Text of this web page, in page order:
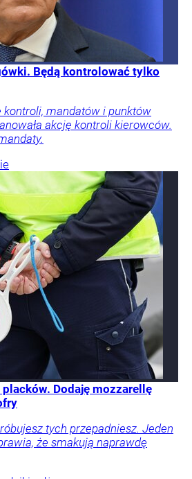
Będą kontrolować tylko
kontroli, mandatów i punktów
akcję kontroli kierowców.
Dodaję mozzarellę
tych przepadniesz. Jeden
że smakują naprawdę